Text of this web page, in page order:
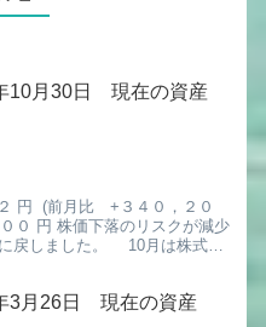
10月30日 現在の資産
円 (前月比 +３４０，２０
０ 円 株価下落のリスクが減少
戻しました。 10月は株式市
3月26日 現在の資産